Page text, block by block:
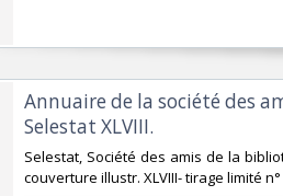
‎Annuaire de la société des
Selestat XLVIII. ‎
‎Selestat, Société des amis de la
couverture illustr. XLVIII- tirage limité